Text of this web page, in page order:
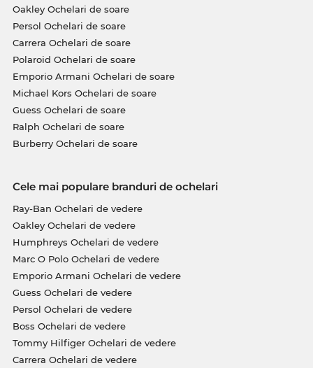
Oakley Ochelari de soare
Persol Ochelari de soare
Carrera Ochelari de soare
Polaroid Ochelari de soare
Emporio Armani Ochelari de soare
Michael Kors Ochelari de soare
Guess Ochelari de soare
Ralph Ochelari de soare
Burberry Ochelari de soare
Cele mai populare branduri de ochelari
Ray-Ban Ochelari de vedere
Oakley Ochelari de vedere
Humphreys Ochelari de vedere
Marc O Polo Ochelari de vedere
Emporio Armani Ochelari de vedere
Guess Ochelari de vedere
Persol Ochelari de vedere
Boss Ochelari de vedere
Tommy Hilfiger Ochelari de vedere
Carrera Ochelari de vedere